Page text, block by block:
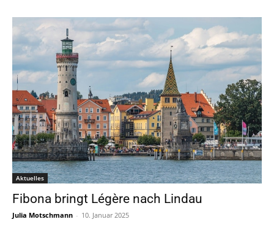
Aktuelles
Fibona bringt Légère nach Lindau
Julia Motschmann - 10. Januar 2025